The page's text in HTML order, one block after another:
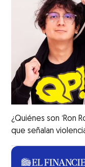
¿Quiénes son ‘Ron
que señalan